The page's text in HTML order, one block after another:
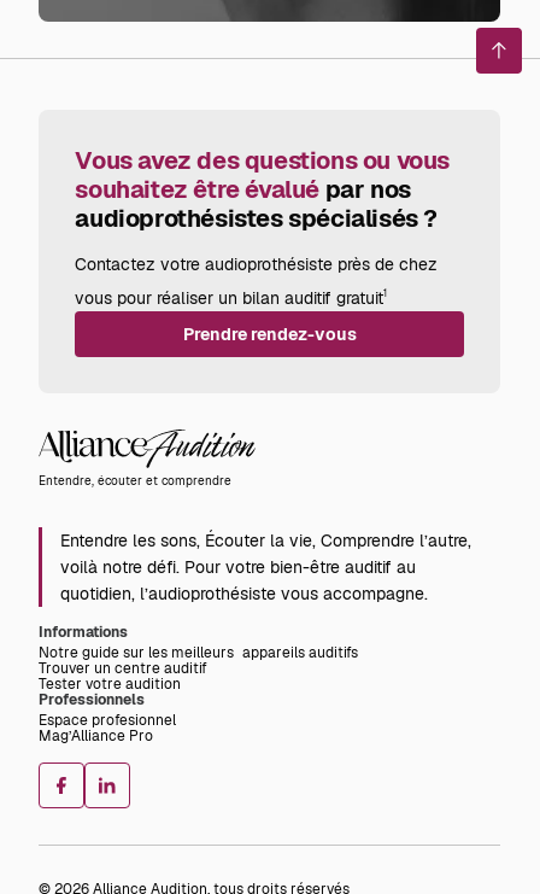
en
Vous avez des questions ou vous
souhaitez être évalué par nos
audioprothésistes spécialisés ?
Contactez votre audioprothésiste près de chez
vous pour réaliser un bilan auditif gratuit1
Prendre rendez-vous
Audition
Entendre, écouter et comprendre
Entendre les sons, Écouter la vie, Comprendre l’autre,
voilà notre défi. Pour votre bien-être auditif au
quotidien, l’audioprothésiste vous accompagne.
Informations
Notre guide sur les meilleurs appareils auditifs
Trouver un centre auditif
Tester votre audition
Professionnels
Espace profesionnel
Mag’Alliance Pro
© 2026 Alliance Audition, tous droits réservés